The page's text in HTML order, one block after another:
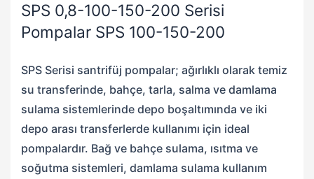
SPS 0,8-100-150-200 Serisi
Pompalar SPS 100-150-200
SPS Serisi santrifüj pompalar; ağırlıklı olarak temiz
su transferinde, bahçe, tarla, salma ve damlama
sulama sistemlerinde depo boşaltımında ve iki
depo arası transferlerde kullanımı için ideal
pompalardır. Bağ ve bahçe sulama, ısıtma ve
soğutma sistemleri, damlama sulama kullanım